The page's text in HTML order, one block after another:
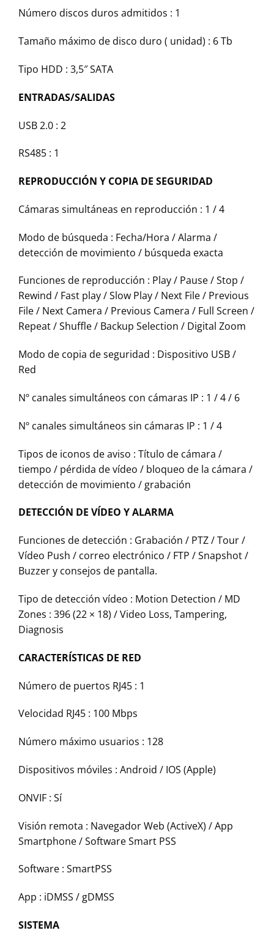
Número discos duros admitidos : 1
Tamaño máximo de disco duro ( unidad) : 6 Tb
Tipo HDD : 3,5″ SATA
ENTRADAS/SALIDAS
USB 2.0 : 2
RS485 : 1
REPRODUCCIÓN Y COPIA DE SEGURIDAD
Cámaras simultáneas en reproducción : 1 / 4
Modo de búsqueda : Fecha/Hora / Alarma /
detección de movimiento / búsqueda exacta
Funciones de reproducción : Play / Pause / Stop /
Rewind / Fast play / Slow Play / Next File / Previous
File / Next Camera / Previous Camera / Full Screen /
Repeat / Shuffle / Backup Selection / Digital Zoom
Modo de copia de seguridad : Dispositivo USB /
Red
Nº canales simultáneos con cámaras IP : 1 / 4 / 6
Nº canales simultáneos sin cámaras IP : 1 / 4
Tipos de iconos de aviso : Título de cámara /
tiempo / pérdida de vídeo / bloqueo de la cámara /
detección de movimiento / grabación
DETECCIÓN DE VÍDEO Y ALARMA
Funciones de detección : Grabación / PTZ / Tour /
Vídeo Push / correo electrónico / FTP / Snapshot /
Buzzer y consejos de pantalla.
Tipo de detección vídeo : Motion Detection / MD
Zones : 396 (22 × 18) / Video Loss, Tampering,
Diagnosis
CARACTERÍSTICAS DE RED
Número de puertos RJ45 : 1
Velocidad RJ45 : 100 Mbps
Número máximo usuarios : 128
Dispositivos móviles : Android / IOS (Apple)
ONVIF : Sí
Visión remota : Navegador Web (ActiveX) / App
Smartphone / Software Smart PSS
Software : SmartPSS
App : iDMSS / gDMSS
SISTEMA